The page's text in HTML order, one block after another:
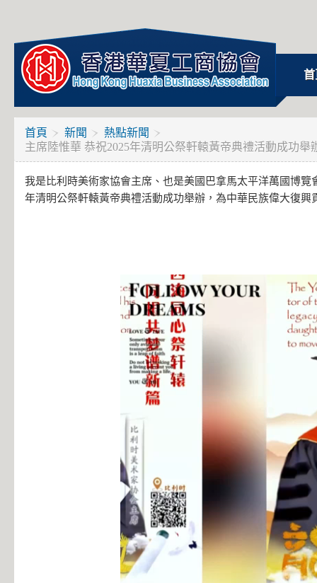
首
首頁 新聞
熱點新聞
主席陸惟華 恭祝2025年清明公祭軒轅黃帝典禮活動成功舉
我是比利時美術家協會主席、也是美國巴拿馬太平洋萬國博覽
年清明公祭軒轅黃帝典禮活動成功舉辦，為中華民族偉大復興